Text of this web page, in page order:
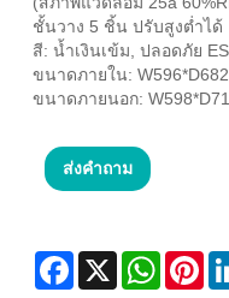
ชั้นวาง 5 ชิ้น ปรับสูงต่ำได้
สี: น้ำเงินเข้ม, ปลอดภัย
ขนาดภายใน:
ขนาดภายนอก:
ส่งคำถาม
Facebook
X WhatsApp